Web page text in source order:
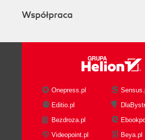
Współpraca
Onepress.pl
Editio.pl
Bezdroza.pl
Videopoint.pl
Beya.pl